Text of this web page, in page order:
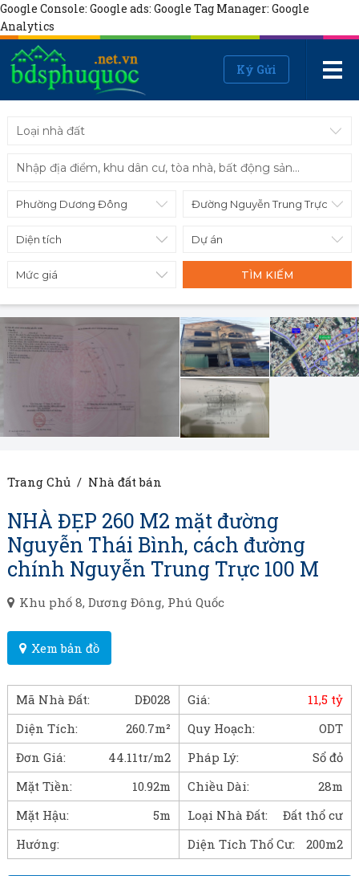
Google Console: Google ads: Google Tag Manager: Google
Analytics
Ký Gửi
Loại nhà đất
Diện tích
Mức giá TÌM KIẾM
Trang Chủ/ Nhà đất bán
NHÀ ĐẸP 260 M2 mặt đường
Nguyễn Thái Bình, cách đường
chính Nguyễn Trung Trực 100 M
Khu phố 8, Dương Đông, Phú Quốc
Xem bản đồ
Mã Nhà Đất: DĐ028 Giá:
11,5 tỷ
Diện Tích:
260.7m² Quy Hoạch:
ODT
Đơn Giá:
44.11tr/m2 Pháp Lý:
Sổ đỏ
Mặt Tiền:
10.92m Chiều Dài:
28m
Mặt Hậu:
5m Loại Nhà Đất:
Đất thổ cư
Hướng:
Diện Tích Thổ Cư: 200m2